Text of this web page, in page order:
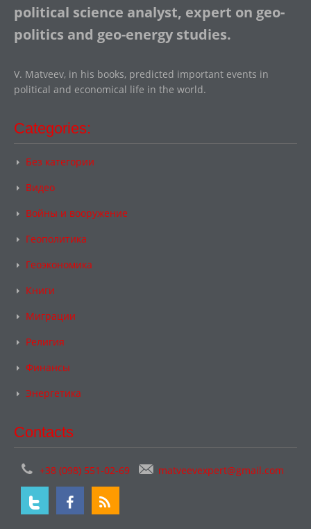
political science analyst, expert on geo-
politics and geo-energy studies.
V. Matveev, in his books, predicted important events in
political and economical life in the world.
Categories:
Без категории
Видео
Войны и вооружение
Геополитика
Геоэкономика
Книги
Миграции
Религия
Финансы
Энергетика
Contacts
+38 (098) 551-02-69 matveevexpert@gmail.com